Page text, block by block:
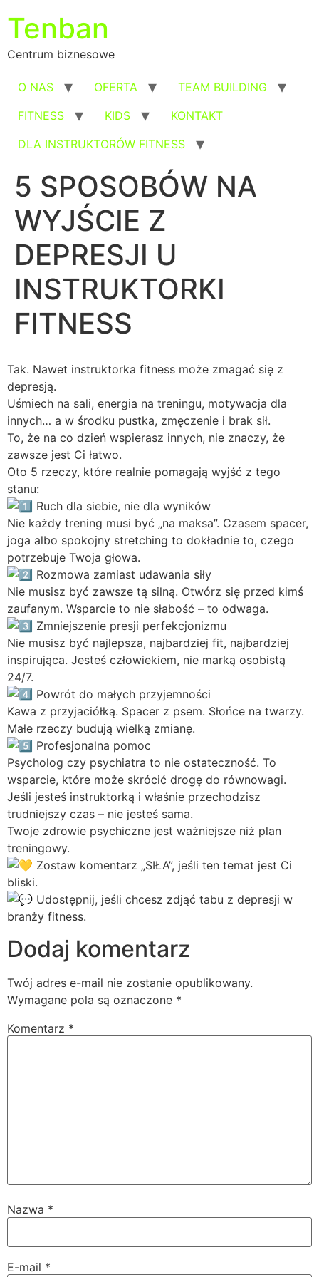
do
treści
Tenban
Centrum biznesowe
O NAS OFERTA
TEAM BUILDING
FITNESS
KIDS
KONTAKT
DLA INSTRUKTORÓW FITNESS
5 SPOSOBÓW NA
WYJŚCIE Z
DEPRESJI U
INSTRUKTORKI
FITNESS
Tak. Nawet instruktorka fitness może zmagać się z
depresją.
Uśmiech na sali, energia na treningu, motywacja dla
innych… a w środku pustka, zmęczenie i brak sił.
To, że na co dzień wspierasz innych, nie znaczy, że
zawsze jest Ci łatwo.
Oto 5 rzeczy, które realnie pomagają wyjść z tego
stanu:
Ruch dla siebie, nie dla wyników
Nie każdy trening musi być „na maksa”. Czasem spacer,
joga albo spokojny stretching to dokładnie to, czego
potrzebuje Twoja głowa.
Rozmowa zamiast udawania siły
Nie musisz być zawsze tą silną. Otwórz się przed kimś
zaufanym. Wsparcie to nie słabość – to odwaga.
Zmniejszenie presji perfekcjonizmu
Nie musisz być najlepsza, najbardziej fit, najbardziej
inspirująca. Jesteś człowiekiem, nie marką osobistą
24/7.
Powrót do małych przyjemności
Kawa z przyjaciółką. Spacer z psem. Słońce na twarzy.
Małe rzeczy budują wielką zmianę.
Profesjonalna pomoc
Psycholog czy psychiatra to nie ostateczność. To
wsparcie, które może skrócić drogę do równowagi.
Jeśli jesteś instruktorką i właśnie przechodzisz
trudniejszy czas – nie jesteś sama.
Twoje zdrowie psychiczne jest ważniejsze niż plan
treningowy.
Zostaw komentarz „SIŁA”, jeśli ten temat jest Ci
bliski.
Udostępnij, jeśli chcesz zdjąć tabu z depresji w
branży fitness.
Dodaj komentarz
Twój adres e-mail nie zostanie opublikowany.
Wymagane pola są oznaczone *
Komentarz *
Nazwa *
E-mail *